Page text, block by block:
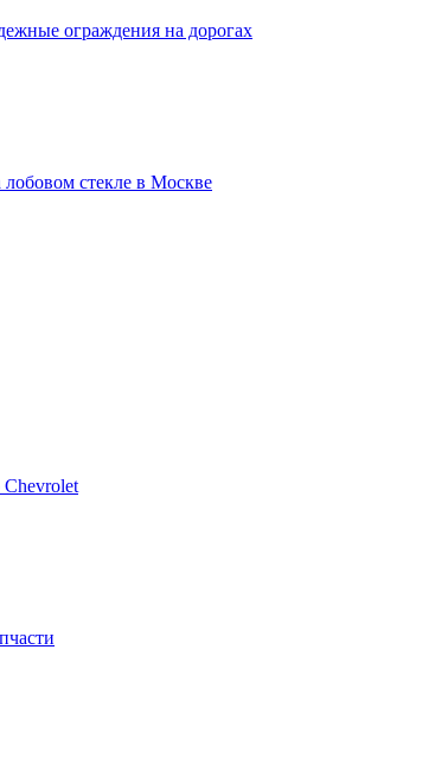
ограждения на дорогах
лобовом стекле в Москве